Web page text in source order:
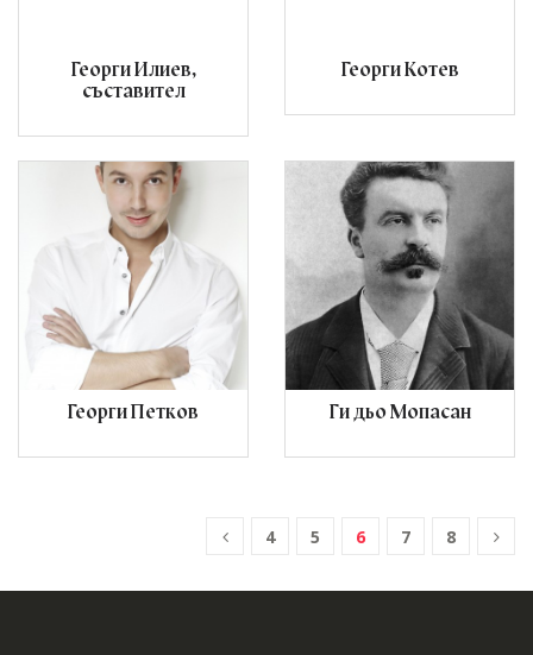
Георги Илиев,
съставител
Георги Котев
Георги Петков Ги дьо Мопасан
4 5 6 7 8